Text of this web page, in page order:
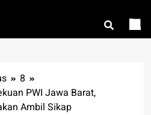
8
PWI Jawa Barat,
Ambil Sikap